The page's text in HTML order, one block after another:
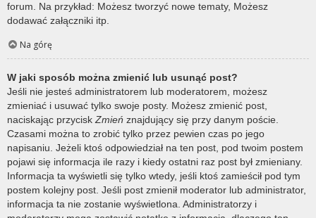
forum. Na przykład: Możesz tworzyć nowe tematy, Możesz
dodawać załączniki itp.
Na górę
W jaki sposób można zmienić lub usunąć post?
Jeśli nie jesteś administratorem lub moderatorem, możesz
zmieniać i usuwać tylko swoje posty. Możesz zmienić post,
naciskając przycisk Zmień znajdujący się przy danym poście.
Czasami można to zrobić tylko przez pewien czas po jego
napisaniu. Jeżeli ktoś odpowiedział na ten post, pod twoim postem
pojawi się informacja ile razy i kiedy ostatni raz post był zmieniany.
Informacja ta wyświetli się tylko wtedy, jeśli ktoś zamieścił pod tym
postem kolejny post. Jeśli post zmienił moderator lub administrator,
informacja ta nie zostanie wyświetlona. Administratorzy i